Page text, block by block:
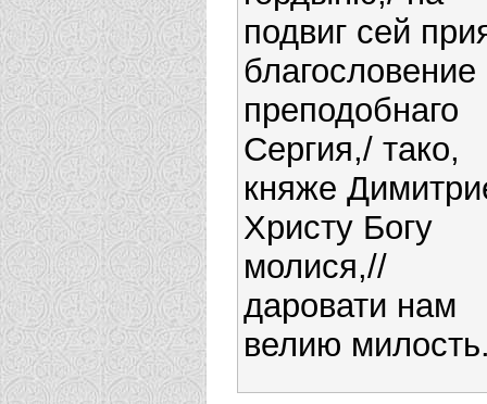
подвиг сей
благословение
преподобнаго
Сергия,/ тако,
княже
Христу Богу
молися,//
даровати нам
велию